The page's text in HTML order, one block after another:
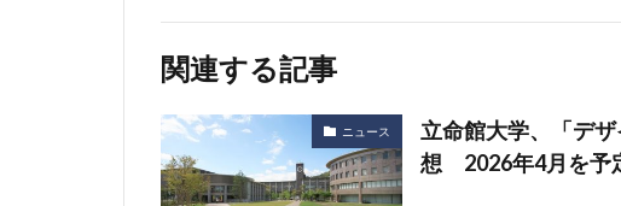
関連する記事
ニュース
立命館大学、「デ
想 2026年4月を予